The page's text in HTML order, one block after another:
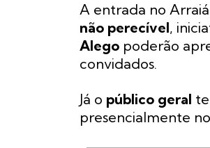
A entrada no
não perecível,
Alego poderão
convidados.
Já o público geral
presencialmente